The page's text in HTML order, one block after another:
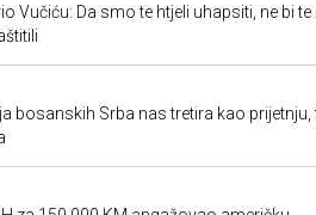
Vučiću: Da smo te htjeli uhapsiti, ne bi te
bosanskih Srba nas tretira kao prijetnju,